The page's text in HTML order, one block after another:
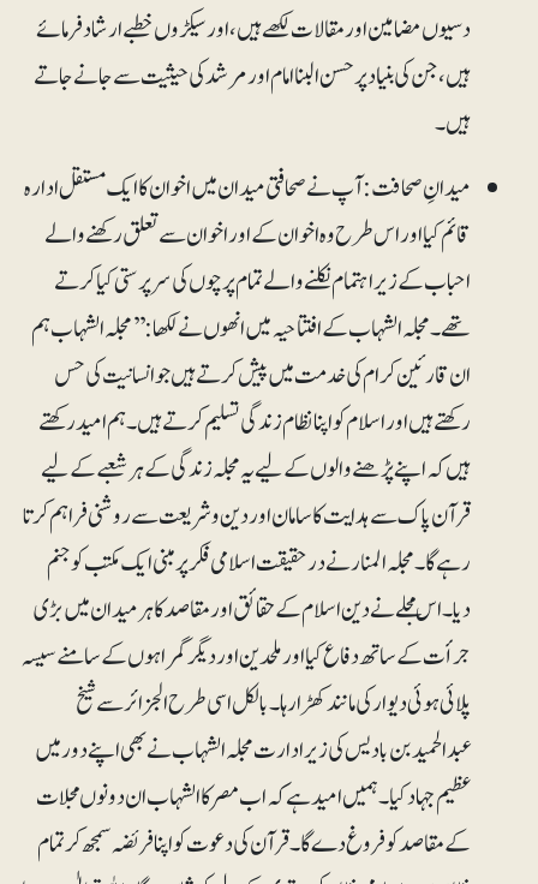
دسیوں مضامین اور مقالات لکھے ہیں ، اور سیکڑوں خطبے ارشاد فرمائے
ہیں ،جن کی بنیاد پر حسن البنا امام اور مرشد کی حیثیت سے جانے جاتے
ہیں۔
میدانِ صحافت:آپ نے صحافتی میدان میں اخوان کا ایک مستقل ادارہ
قائم کیا اور اس طرح وہ اخوان کے اور اخوان سے تعلق رکھنے والے
احباب کے زیراہتمام نکلنے والے تمام پرچوں کی سرپرستی کیا کرتے
تھے۔ مجلہ الشہاب کے افتتاحیہ میں انھوں نے لکھا :’’مجلہ الشہاب ہم
ان قارئین کرام کی خدمت میں پیش کرتے ہیں جو انسانیت کی حس
رکھتے ہیں اور اسلام کو اپنا نظام زندگی تسلیم کرتے ہیں۔ ہم امید رکھتے
ہیں کہ اپنے پڑھنے والوں کے لیے یہ مجلہ زندگی کے ہرشعبے کے لیے
قرآن پاک سے ہدایت کا سامان اور دین و شریعت سے روشنی فراہم کرتا
رہے گا۔ مجلہ المنار نے درحقیقت اسلامی فکر پر مبنی ایک مکتب کو جنم
دیا۔ اس مجلے نے دین اسلام کے حقائق اور مقاصد کا ہر میدان میں بڑی
جرأت کے ساتھ دفاع کیا اور ملحدین اور دیگر گمراہوں کے سامنے سیسہ
پلائی ہوئی دیوار کی مانند کھڑا رہا۔ بالکل اسی طرح الجزائر سے شیخ
عبدالحمید بن بادیس کی زیرادارت مجلہ الشہاب نے بھی اپنے دور میں
عظیم جہاد کیا۔ ہمیں امید ہے کہ اب مصر کا الشہاب ان دونوں مجلات
کے مقاصد کو فروغ دے گا۔ قرآن کی دعوت کو اپنا فریضہ سمجھ کر تمام